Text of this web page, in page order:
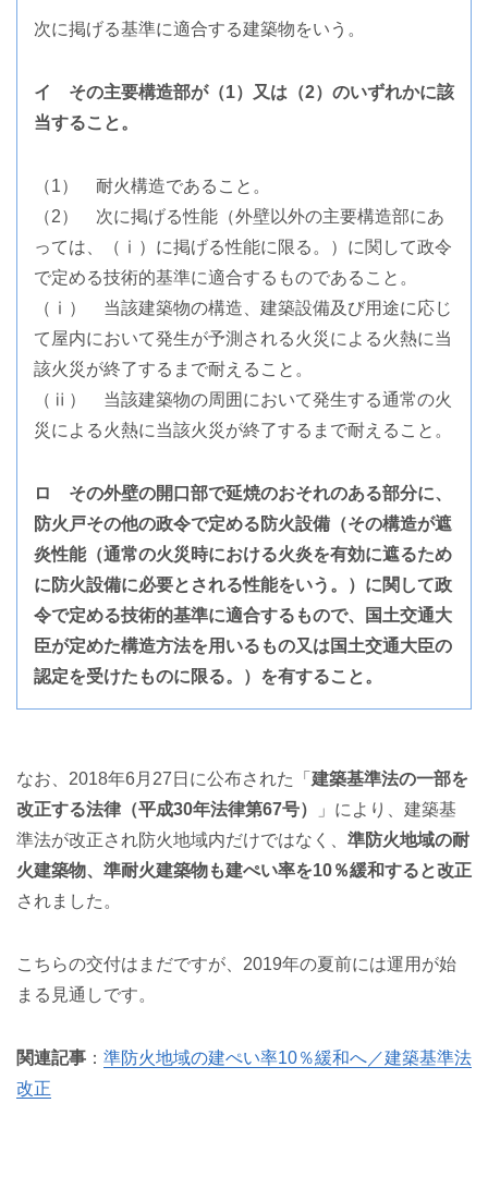
次に掲げる基準に適合する建築物をいう。
イ その主要構造部が（1）又は（2）のいずれかに該
当すること。
（1） 耐火構造であること。
（2） 次に掲げる性能（外壁以外の主要構造部にあ
っては、（ⅰ）に掲げる性能に限る。）に関して政令
で定める技術的基準に適合するものであること。
（ⅰ） 当該建築物の構造、建築設備及び用途に応じ
て屋内において発生が予測される火災による火熱に当
該火災が終了するまで耐えること。
（ⅱ） 当該建築物の周囲において発生する通常の火
災による火熱に当該火災が終了するまで耐えること。
ロ その外壁の開口部で延焼のおそれのある部分に、
防火戸その他の政令で定める防火設備（その構造が遮
炎性能（通常の火災時における火炎を有効に遮るため
に防火設備に必要とされる性能をいう。）に関して政
令で定める技術的基準に適合するもので、国土交通大
臣が定めた構造方法を用いるもの又は国土交通大臣の
認定を受けたものに限る。）を有すること。
なお、2018年6月27日に公布された「 建築基準法の一部を
改正する法律（平成30年法律第67号）
」により、建築基
準法が改正され防火地域内だけではなく、 準防火地域の耐
火建築物、準耐火建築物も建ぺい率を10％緩和すると改正
されました。
こちらの交付はまだですが、2019年の夏前には運用が始
まる見通しです。
関連記事 ： 準防火地域の建ぺい率10％緩和へ／建築基準法
改正